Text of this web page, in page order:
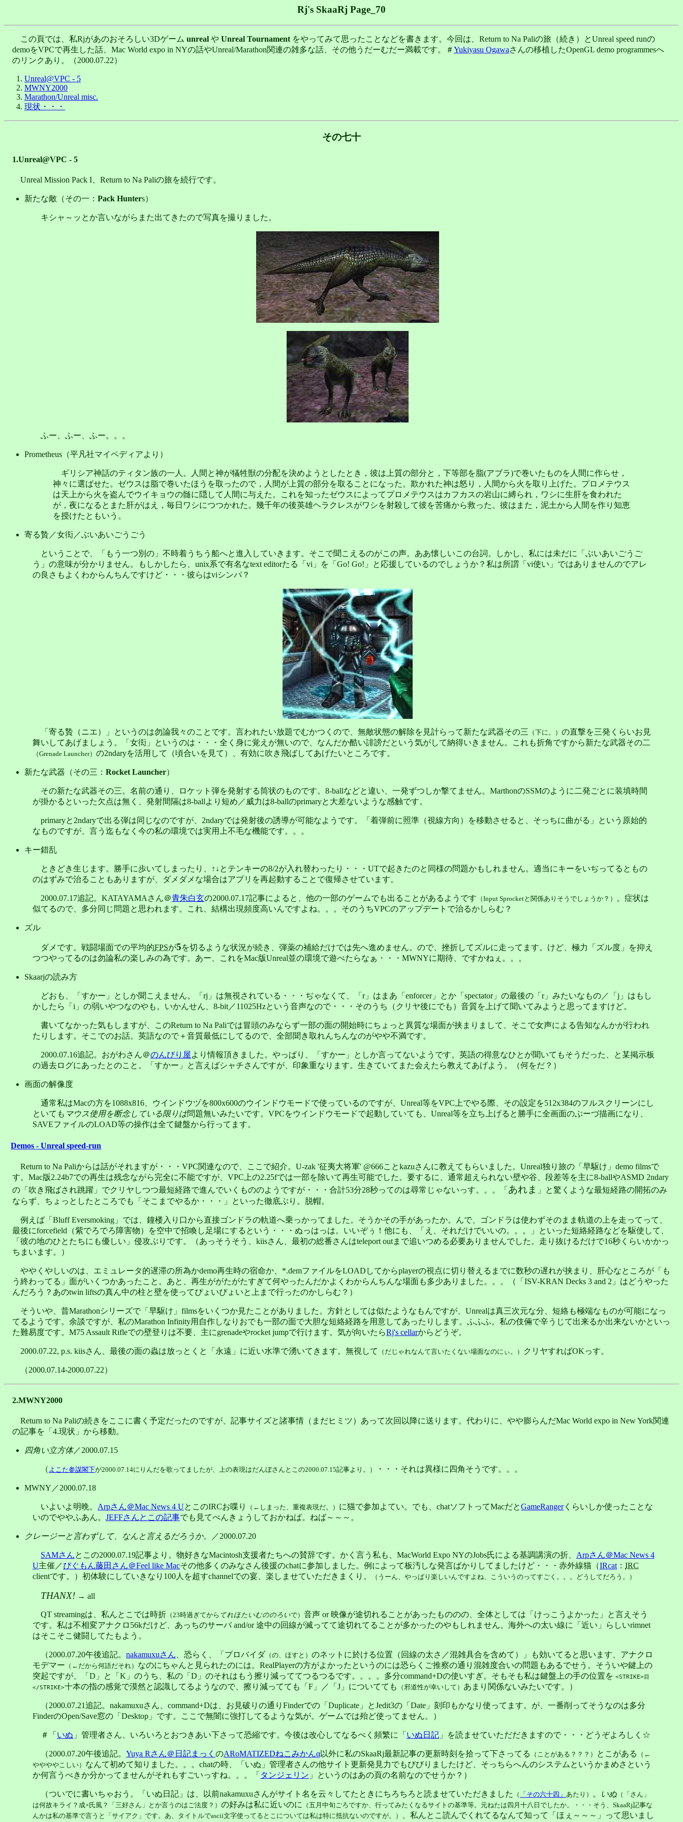
Rj's SkaaRj Page_70
この頁では、私Rjがあのおそろしい3Dゲーム unreal や Unreal Tournament をやってみて思ったことなどを書きます。今回は、Return to Na Paliの旅（続き）とUnreal speed runの
demoをVPCで再生した話、Mac World expo in NYの話やUnreal/Marathon関連の雑多な話、その他うだーむだー満載です。＃Yukiyasu Ogawaさんの移植したOpenGL demo programmesへ
のリンクあり。（2000.07.22）
Unreal@VPC - 5
MWNY2000
Marathon/Unreal misc.
現状・・・
その七十
1.Unreal@VPC - 5
Unreal Mission Pack I、Return to Na Paliの旅を続行です。
新たな敵（その一： Pack Hunters）
キシャ～ッとか言いながらまた出てきたので写真を撮りました。
ふー、ふー、ふー。。。
Prometheus（平凡社マイペディアより）
ギリシア神話のティタン族の一人。人間と神が犠牲獣の分配を決めようとしたとき，彼は上質の部分と，下等部を脂(アブラ)で巻いたものを人間に作らせ，
神々に選ばせた。ゼウスは脂で巻いたほうを取ったので，人間が上質の部分を取ることになった。欺かれた神は怒り，人間から火を取り上げた。プロメテウス
は天上から火を盗んでウイキョウの髄に隠して人間に与えた。これを知ったゼウスによってプロメテウスはカフカスの岩山に縛られ，ワシに生肝を食われた
が，夜になるとまた肝がはえ，毎日ワシにつつかれた。幾千年の後英雄ヘラクレスがワシを射殺して彼を苦痛から救った。彼はまた，泥土から人間を作り知恵
を授けたともいう。
寄る贄／女衒／ぶいあいごうごう
ということで、「もう一つ別の」不時着うちう船へと進入していきます。そこで聞こえるのがこの声。ああ懐しいこの台詞。しかし、私には未だに「ぶいあいごうご
う」の意味が分かりません。もしかしたら、unix系で有名なtext editorたる「vi」を「Go! Go!」と応援しているのでしょうか？私は所謂「vi使い」ではありませんのでアレ
の良さもよくわからんちんですけど・・・彼らはviシンパ？
「寄る贄（ニエ）」というのは勿論我々のことです。言われたい放題でむかつくので、無敵状態の解除を見計らって新たな武器その三 （下に。） の直撃を三発くらいお見
舞いしてあげましょう。「女衒」というのは・・・全く身に覚えが無いので、なんだか酷い誹謗だという気がして納得いきません。これも折角ですから新たな武器その二
（Grenade Launcher） の2ndaryを活用して（頃合いを見て）、有効に吹き飛ばしてあげたいところです。
新たな武器（その三： Rocket Launcher）
その新たな武器その三。名前の通り、ロケット弾を発射する筒状のものです。8-ballなどと違い、一発ずつしか撃てません。MarthonのSSMのように二発ごとに装填時間
が掛かるといった欠点は無く、発射間隔は8-ballより短め／威力は8-ballのprimaryと大差ないような感触です。
primaryと2ndaryで出る弾は同じなのですが、2ndaryでは発射後の誘導が可能なようです。「着弾前に照準（視線方向）を移動させると、そっちに曲がる」という原始的
なものですが、言う迄もなく今の私の環境では実用上不毛な機能です。。。
キー錯乱
ときどき生じます。勝手に歩いてしまったり、↑↓とテンキーの8/2が入れ替わったり・・・UTで起きたのと同様の問題かもしれません。適当にキーをいぢってるともの
のはずみで治ることもありますが、ダメダメな場合はアプリを再起動することで復帰させています。
2000.07.17追記。KATAYAMAさん＠青朱白玄の2000.07.17記事によると、他の一部のゲームでも出ることがあるようです （Input Sprocketと関係ありそうでしょうか？）
。症状は
似てるので、多分同じ問題と思われます。これ、結構出現頻度高いんですよね。。。そのうちVPCのアップデートで治るかしらむ？
ズル
ダメです。戦闘場面での平均的FPSが5を切るような状況が続き、弾薬の補給だけでは先へ進めません。ので、挫折してズルに走ってます。けど、極力「ズル度」を抑え
つつやってるのは勿論私の楽しみの為です。あー、これをMac版Unreal並の環境で遊べたらなぁ・・・MWNYに期待、ですかねぇ。。。
Skaarjの読み方
どおも、「すかー」としか聞こえません。「rj」は無視されている・・・ぢゃなくて、「r」はまあ「enforcer」とか「spectator」の最後の「r」みたいなもの／「j」はもし
かしたら「i」の弱いやつなのやも。いかんせん、8-bit／11025Hzという音声なので・・・そのうち（クリヤ後にでも）音質を上げて聞いてみようと思ってますけど。
書いてなかった気もしますが、このReturn to Na Paliでは冒頭のみならず一部の面の開始時にちょっと異質な場面が挟まりまして、そこで女声による告知なんかが行われ
たりします。そこでのお話。英語なので＋音質最低にしてるので、全部聞き取れんちんなのがやや不満です。
2000.07.16追記。おがわさん＠のんびり屋より情報頂きました。やっぱり、「すかー」としか言ってないようです。英語の得意なひとが聞いてもそうだった、と某掲示板
の過去ログにあったとのこと。「すかー」と言えばシャチさんですが、印象重なります。生きていてまた会えたら教えてあげよう。（何をだ？）
画面の解像度
通常私はMacの方を1088x816、ウインドウヅを800x600のウインドウモードで使っているのですが、Unreal等をVPC上でやる際、その設定を512x384のフルスクリーンにし
といても マウス使用を断念している限りは問題無いみたいです。VPCをウインドウモードで起動していても、Unreal等を立ち上げると勝手に全画面のぶーづ描画になり、
SAVEファイルのLOAD等の操作は全て鍵盤から行ってます。
Demos - Unreal speed-run
Return to Na Paliからは話がそれますが・・・VPC関連なので、ここで紹介。U-zak '征夷大将軍' @666ことkazuさんに教えてもらいました。Unreal独り旅の「早駆け」demo filmsで
す。Mac版2.24b7での再生は残念ながら完全に不能ですが、VPC上の2.25fでは一部を除いて再生可能でした。要するに、通常超えられない壁や谷、段差等を主に8-ballやASMD 2ndary
の「吹き飛ばされ跳躍」でクリヤしつつ最短経路で進んでいくもののようですが・・・合計53分28秒ってのは尋常じゃないっす。。。「 あれま 」と驚くような最短経路の開拓のみ
ならず、ちょっとしたところでも「そこまでやるか・・・」といった徹底ぶり。脱帽。
例えば「Bluff Eversmoking」では、鐘楼入り口から直接ゴンドラの軌道へ乗っかってました。そうかその手があったか。んで、ゴンドラは使わずそのまま軌道の上を走ってって、
最後にforcefield（紫でろでろ障害物）を空中で招喚し足場にするという・・・ぬっはっは。いいぞぅ！他にも、「え、それだけでいいの。。。」といった短絡経路などを駆使して、
「彼の地のひとたちにも優しい」侵攻ぶりです。（あっそうそう、kiisさん、最初の総番さんはteleport outまで追いつめる必要ありませんでした。走り抜けるだけで16秒くらいかかっ
ちまいます。）
ややくやしいのは、エミュレータ的遅滞の所為かdemo再生時の宿命か、*.demファイルをLOADしてからplayerの視点に切り替えるまでに数秒の遅れが挟まり、肝心なところが「も
う終わってる」面がいくつかあったこと。あと、再生ががたがたすぎて何やったんだかよくわからんちんな場面も多少ありました。。。（「ISV-KRAN Decks 3 and 2」はどうやった
んだろう？あのtwin liftsの真ん中の柱と壁を使ってぴょいぴょいと上まで行ったのかしらむ？）
そういや、昔Marathonシリーズで「早駆け」filmsをいくつか見たことがありました。方針としては似たようなもんですが、Unrealは真三次元な分、短絡も極端なものが可能になっ
てるようです。余談ですが、私のMarathon Infinity用自作しなりおでも一部の面で大胆な短絡経路を用意してあったりします。ふふふ。私の伎倆で辛うじて出来るか出来ないかといっ
た難易度です。M75 Assault Rifleでの壁登りは不要、主にgrenadeやrocket jumpで行けます。気が向いたらRj's cellarからどうぞ。
2000.07.22, p.s. kiisさん、最後の面の蟲は放っとくと「永遠」に近い水準で湧いてきます。無視して （だじゃれなんて言いたくない場面なのにぃ。） クリヤすればOKっす。
（2000.07.14-2000.07.22）
2.MWNY2000
Return to Na Paliの続きをここに書く予定だったのですが、記事サイズと諸事情（まだヒミツ）あって次回以降に送ります。代わりに、やや膨らんだMac World expo in New York関連
の記事を「4.現状」から移動。
四角い立方体／2000.07.15
（ よこた参謀閣下が2000.07.14にりんだを歌ってましたが、上の表現はだんぼさんとこの2000.07.15記事より。） ・・・それは異様に四角そうです。。。
MWNY／2000.07.18
いよいよ明晩。 Arpさん＠Mac News 4 UとこのIRCお喋り （←しまった、重複表現だ。） に猫で参加よてい。でも、chatソフトってMacだとGameRangerくらいしか使ったことな
いのでややふあん。 JEFFさんとこの記事でも見てべんきょうしておかねば。ねば～～～。
クレージーと言わずして、なんと言えるだろうか。 ／2000.07.20
SAMさんとこの2000.07.19記事より。物好きなMacintosh支援者たちへの賛辞です。かく言う私も、MacWorld Expo NYのJobs氏による基調講演の折、 Arpさん＠Mac News 4
U主催／ぴぐもん藤田さん＠Feel like Macその他多くのみなさん後援のchatに参加しました。例によって板汚しな発言ばかりしてましたけど・・・赤外線猫（IRcat ： IRC
clientです。）初体験にしていきなり100人を超すchannelでの宴、楽しませていただきまくり。
（うーん、やっぱり楽しいんですよね、こういうのってすごく。。。どうしてだろう。）
THANX! → all
QT streamingは、私んとこでは時折 （23時過ぎてから てれほたいむののろいで） 音声 or 映像が途切れることがあったもののの、全体としては「けっこうよかった」と言えそう
です。私は不相変アナクロ56kだけど、あっちのサーバ and/or 途中の回線が滅ってて途切れてることが多かったのやもしれません。海外への太い線に「近い」らしいrimnet
はそこそこ健闘してたもよう。
（2000.07.20午後追記。 nakamuxuさん 、恐らく、「プロバイダ （の、ほすと） のネットに於ける位置（回線の太さ／混雑具合を含めて）」も効いてると思います、アナクロ
モデマー （←だから何語だそれ） なのにちゃんと見られたのには。RealPlayerの方がよかったというのには恐らくご推察の通り混雑度合いの問題もあるでせう。そういや鍵上の
突起ですが、「D」と「K」のうち、私の「D」のそれはもう擦り減っててつるつるです。。。。多分command+Dの使いすぎ。そもそも私は鍵盤上の手の位置を <STRIKE>目
</STRIKE>十本の指の感覚で漠然と認識してるようなので、擦り減ってても「F」／「J」についてても （邪道性が幸いして） あまり関係ないみたいです。）
（2000.07.21追記。nakamuxuさん、command+Dは、お見破りの通りFinderでの「Duplicate」とJedit3の「Date」刻印もかなり使ってます。が、一番削ってそうなのは多分
FinderのOpen/Save窓の「Desktop」です。ここで無闇に強打してるような気が。ゲームでは殆ど使ってません。）
＃「 いぬ 」管理者さん、いろいろとおつきあい下さって恐縮です。今後は改心してなるべく頻繁に「 いぬ日記 」を読ませていただだきますので・・・どうぞよろしく☆
（2000.07.20午後追記。 Yuya Rさん＠日記まっく のARoMATIZEDねこみかんα以外に私のSkaaRj最新記事の更新時刻を拾って下さってる （ことがある？？？） とこがある
（←
ややややこしい） なんて初めて知りました。。。chatの時、「いぬ」管理者さんの他サイト更新発見力でもびびりましたけど、そっちらへんのシステムというかまめさという
か何言うべきか分かってませんがそれもすごいっすね。。。「 タンジェリン 」というのはあの頁の名前なのでせうか？）
（ついでに書いちゃおう。「いぬ日記」は、以前nakamuxuさんがサイト名を云々してたときにちろちろと読ませていただきました （ 「その六十四」 あたり） 。 いぬ （「さん」
は何故キライ？成×氏風？「三好さん」とか言うのはご法度？） の好みは私に近いのに
（五月中旬ごろですか、行ってみたくなるサイトの基準等。元ねたは四月十八日でしたか。・・・そう、SkaaRj記事な
んかは私の基準で言うと「サイアク」です。あ、タイトルでascii文字使ってるとこについては私は特に抵抗ないのですが。）
、私んとこ読んでくれてるなんて知って「ほぇ～～～」って思いまし